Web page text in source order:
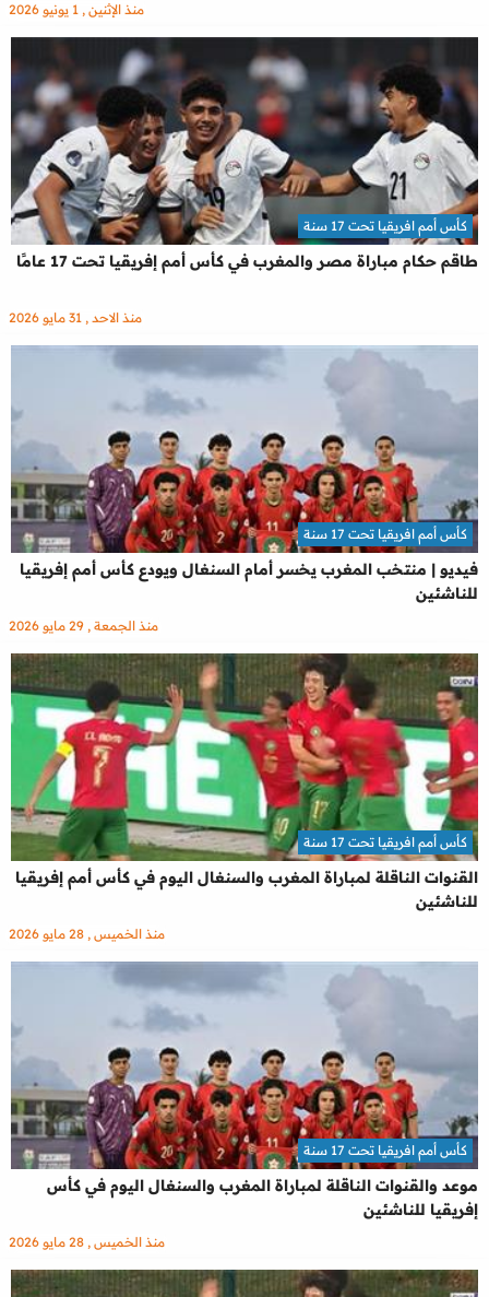
منذ الإثنين , 1 يونيو 2026
طاقم حكام مباراة مصر والمغرب في كأس أمم إفريقيا تحت 17 عامًا
كأس أمم افريقيا تحت 17 سنة
منذ الاحد , 31 مايو 2026
فيديو | منتخب المغرب يخسر أمام السنغال ويودع كأس أمم إفريقيا
للناشئين
كأس أمم افريقيا تحت 17 سنة
منذ الجمعة , 29 مايو 2026
القنوات الناقلة لمباراة المغرب والسنغال اليوم في كأس أمم إفريقيا
للناشئين
كأس أمم افريقيا تحت 17 سنة
منذ الخميس , 28 مايو 2026
موعد والقنوات الناقلة لمباراة المغرب والسنغال اليوم في كأس
إفريقيا للناشئين
كأس أمم افريقيا تحت 17 سنة
منذ الخميس , 28 مايو 2026